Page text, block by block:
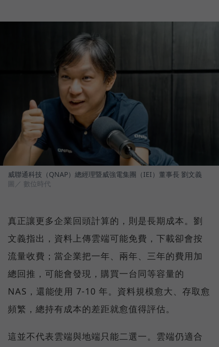
威聯通科技（QNAP）總經理暨威強電集團（IEI）董事長 劉文義
圖／ 數位時代
真正讓更多企業回頭計算的，則是長期成本。劉
文義指出，資料上傳雲端可能免費，下載卻會按
流量收費；當企業把一年、兩年、三年的費用加
總回推，可能會發現，購買一台同等容量的
NAS，還能使用 7-10 年。資料規模愈大、存取愈
頻繁，總持有成本的差距就愈值得評估。
這並不代表雲端與地端只能二選一。雲端仍適合